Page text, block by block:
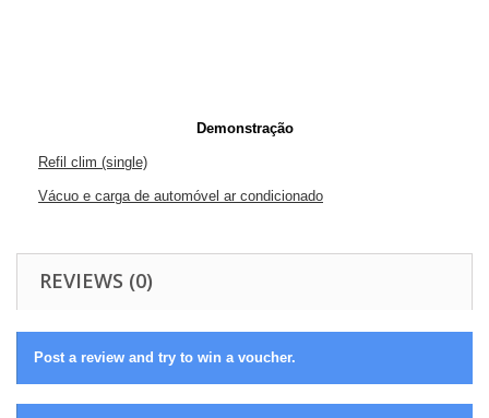
Demonstração
Refil clim (single)
Vácuo e carga de automóvel ar condicionado
REVIEWS (0)
Post a review and try to win a voucher.